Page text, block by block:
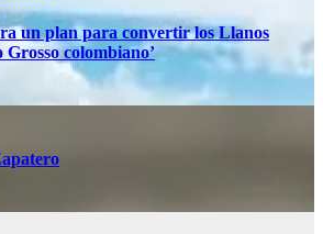
un plan para convertir los Llanos
Grosso colombiano’